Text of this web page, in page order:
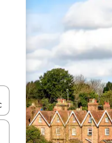
och nedåtpilarna eller